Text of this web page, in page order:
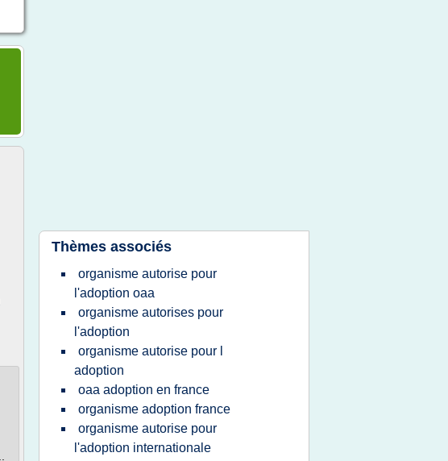
Thèmes associés
organisme autorise pour
l'adoption oaa
organisme autorises pour
l'adoption
organisme autorise pour l
adoption
oaa adoption en france
organisme adoption france
organisme autorise pour
l'adoption internationale